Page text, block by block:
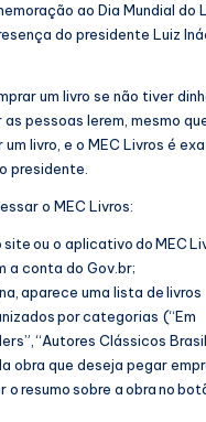
ao Dia Mundial do
do presidente Luiz
um livro se não tiver
pessoas lerem, mesmo
livro, e o MEC Livros é
presidente.
o MEC Livros:
ou o aplicativo do MEC
a conta do Gov.br;
aparece uma lista de livros
por categorias (“Em
“Autores Clássicos
obra que deseja pegar
o resumo sobre a obra no